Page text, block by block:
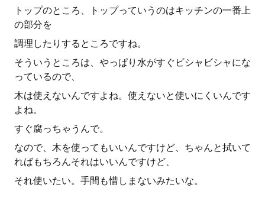
トップのところ、トップっていうのはキッチンの一番上
の部分を
調理したりするところですね。
そういうところは、やっぱり水がすぐビシャビシャにな
っているので、
木は使えないんですよね。使えないと使いにくいんです
よね。
すぐ腐っちゃうんで。
なので、木を使ってもいいんですけど、ちゃんと拭いて
ればもちろんそれはいいんですけど、
それ使いたい。手間も惜しまないみたいな。